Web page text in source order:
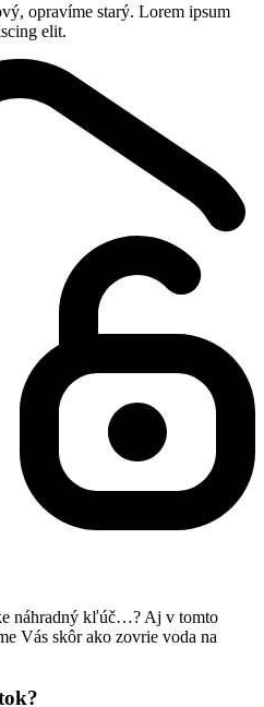
opravíme starý. Lorem ipsum
elit.
náhradný kľúč…? Aj v tomto
Vás skôr ako zovrie voda na